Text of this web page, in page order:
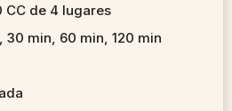
CC de 4 lugares
30 min, 60 min, 120 min